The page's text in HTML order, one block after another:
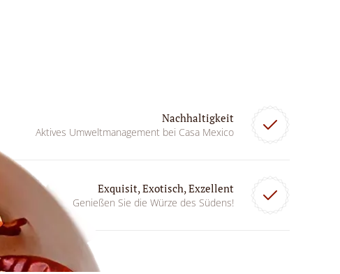
Nachhaltigkeit
Aktives Umweltmanagement bei Casa Mexico
Exquisit, Exotisch, Exzellent
Genießen Sie die Würze des Südens!